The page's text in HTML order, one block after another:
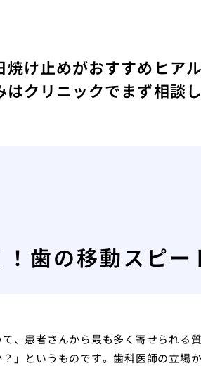
焼け止めがおすすめ ヒア
クリニックでまず相談
歯の移動スピー
、患者さんから最も多く寄せられる
」というものです。歯科医師の立場